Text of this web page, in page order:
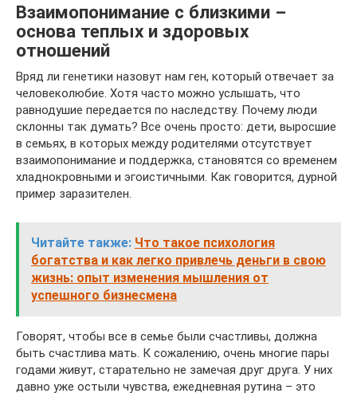
Взаимопонимание с близкими –
основа теплых и здоровых
отношений
Вряд ли генетики назовут нам ген, который отвечает за
человеколюбие. Хотя часто можно услышать, что
равнодушие передается по наследству. Почему люди
склонны так думать? Все очень просто: дети, выросшие
в семьях, в которых между родителями отсутствует
взаимопонимание и поддержка, становятся со временем
хладнокровными и эгоистичными. Как говорится, дурной
пример заразителен.
Читайте также: Что такое психология
богатства и как легко привлечь деньги в свою
жизнь: опыт изменения мышления от
успешного бизнесмена
Говорят, чтобы все в семье были счастливы, должна
быть счастлива мать. К сожалению, очень многие пары
годами живут, старательно не замечая друг друга. У них
давно уже остыли чувства, ежедневная рутина – это